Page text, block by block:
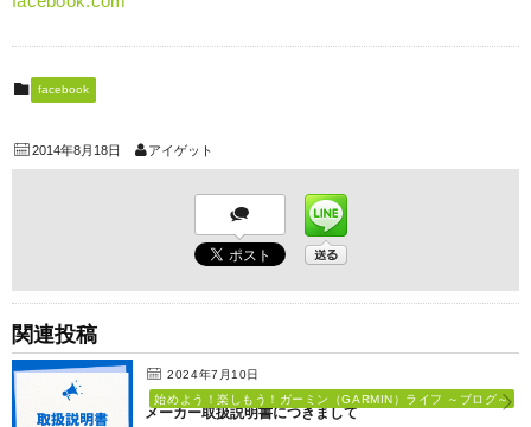
facebook
2014年8月18日 アイゲット
関連投稿
2024年7月10日
始めよう！楽しもう！ガーミン（GARMIN）ライフ ～ブログ～
メーカー取扱説明書につきまして